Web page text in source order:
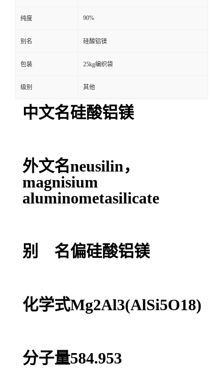
纯度 90%
别名 硅酸铝镁
包装 25kg编织袋
级别 其他
中文名硅酸铝镁
外文名neusilin，
magnisium
aluminometasilicate
别 名偏硅酸铝镁
化学式Mg2Al3(AlSi5O18)
分子量584.953